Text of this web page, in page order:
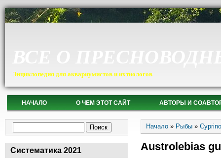
Энциклопедия для аквариумистов и ихтиологов
НАЧАЛО О ЧЕМ ЭТОТ САЙТ АВТОРЫ И
Систематика 2021
Вы здесь
Начало » Рыбы »
Austrolebias